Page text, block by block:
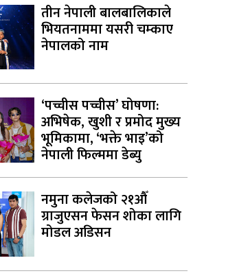
तीन नेपाली बालबालिकाले
भियतनाममा यसरी चम्काए
नेपालको नाम
‘पच्चीस पच्चीस’ घोषणा:
अभिषेक, खुशी र प्रमोद मुख्य
भूमिकामा, ‘भक्ते भाइ’को
नेपाली फिल्ममा डेब्यु
नमुना कलेजको २१औँ
ग्राजुएसन फेसन शोका लागि
मोडल अडिसन